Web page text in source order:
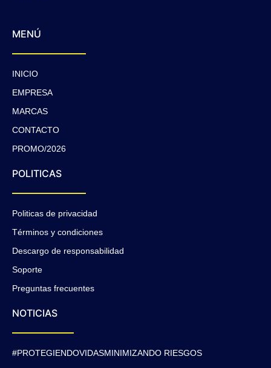
MENÚ
INICIO
EMPRESA
MARCAS
CONTACTO
PROMO/2026
POLITICAS
Politicas de privacidad
Términos y condiciones
Descargo de responsabilidad
Soporte
Preguntas frecuentes
NOTICIAS
#PROTEGIENDOVIDASMINIMIZANDO RIESGOS